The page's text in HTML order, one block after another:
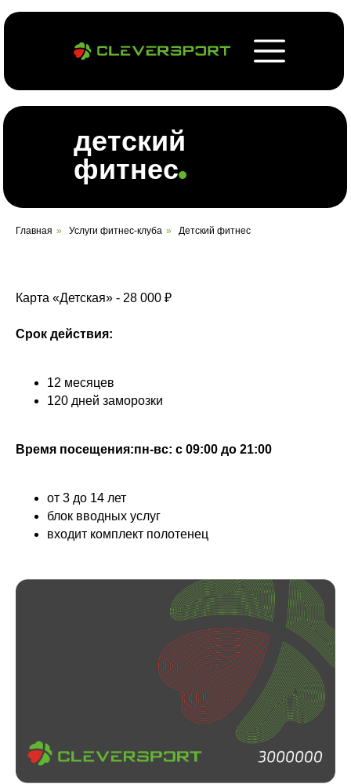
детский
фитнес
Детский фитнес в Набережных
Главная » Услуги фитнес-клуба » Детский фитнес
Карта «Детская» - 28 000 ₽
Срок действия:
12 месяцев
120 дней заморозки
Время посещения:пн-вс: с 09:00 до 21:00
от 3 до 14 лет
блок вводных услуг
входит комплект полотенец